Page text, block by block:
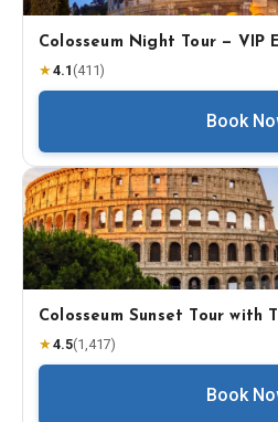
Colosseum Night Tour — VIP
★4.1 (411)
Book
Colosseum Sunset Tour with
★4.5(1,417)
Book